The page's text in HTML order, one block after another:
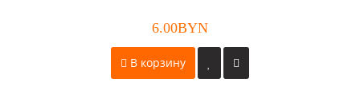
6.00BYN
В корзину